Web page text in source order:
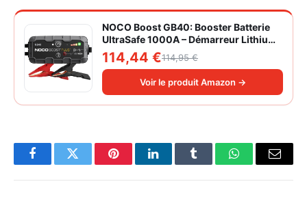
NOCO Boost GB40: Booster Batterie
UltraSafe 1000A – Démarreur Lithium
12V Portable avec Powerbank et
Chargeur USB – pour Moteurs
Essence 6,0L et Diesel 3,0L
114,44 €114,95 €
Voir le produit Amazon →
FacebookTwitter PinterestLinkedInTumblr WhatsAppEmail